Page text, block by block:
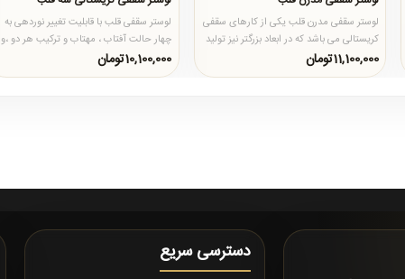
لوستر سقفی مدرن قلب یکی از کارهای سقفی
کریستالی می باشد که در ابعاد بزرگتر نیز تولید
می شود و در دو ..
11,100,000تومان
لوستر سقفی قلب با قابلیت تغییر نوردهی به
چهار حالت آفتاب ، مهتاب و ترکیب هر دو ،و
لامپ های تعبیه شده..
10,100,000تومان
دسترسی سریع